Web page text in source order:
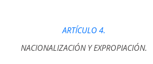
ARTÍCULO 4.
NACIONALIZACIÓN Y EXPROPIACIÓN.